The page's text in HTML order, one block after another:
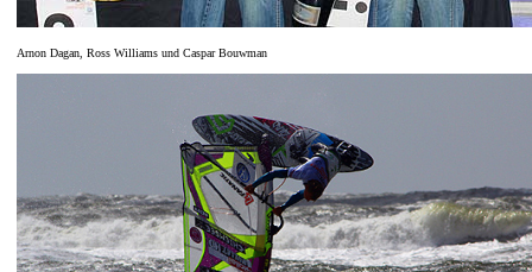
Arnon Dagan, Ross Williams und Caspar Bouwman